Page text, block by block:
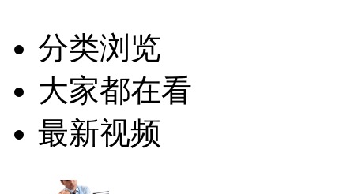
分类浏览
大家都在看
最新视频